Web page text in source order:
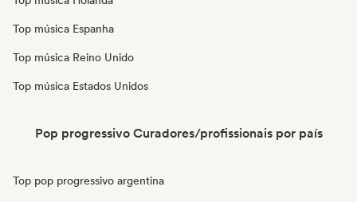
Top música Espanha
Top música Reino Unido
Top música Estados Unidos
Pop progressivo Curadores/profissionais por país
Top pop progressivo argentina